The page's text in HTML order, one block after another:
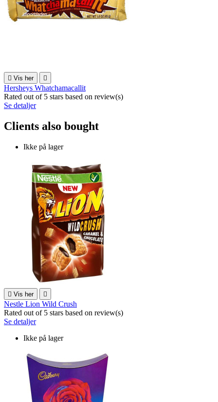
 Vis her 
Hersheys Whatchamacallit
Rated out of 5 stars based on review(s)
Se detaljer
Clients also bought
Ikke på lager
 Vis her 
Nestle Lion Wild Crush
Rated out of 5 stars based on review(s)
Se detaljer
Ikke på lager